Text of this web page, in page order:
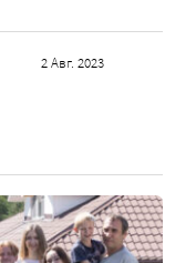
2 Авг. 2023